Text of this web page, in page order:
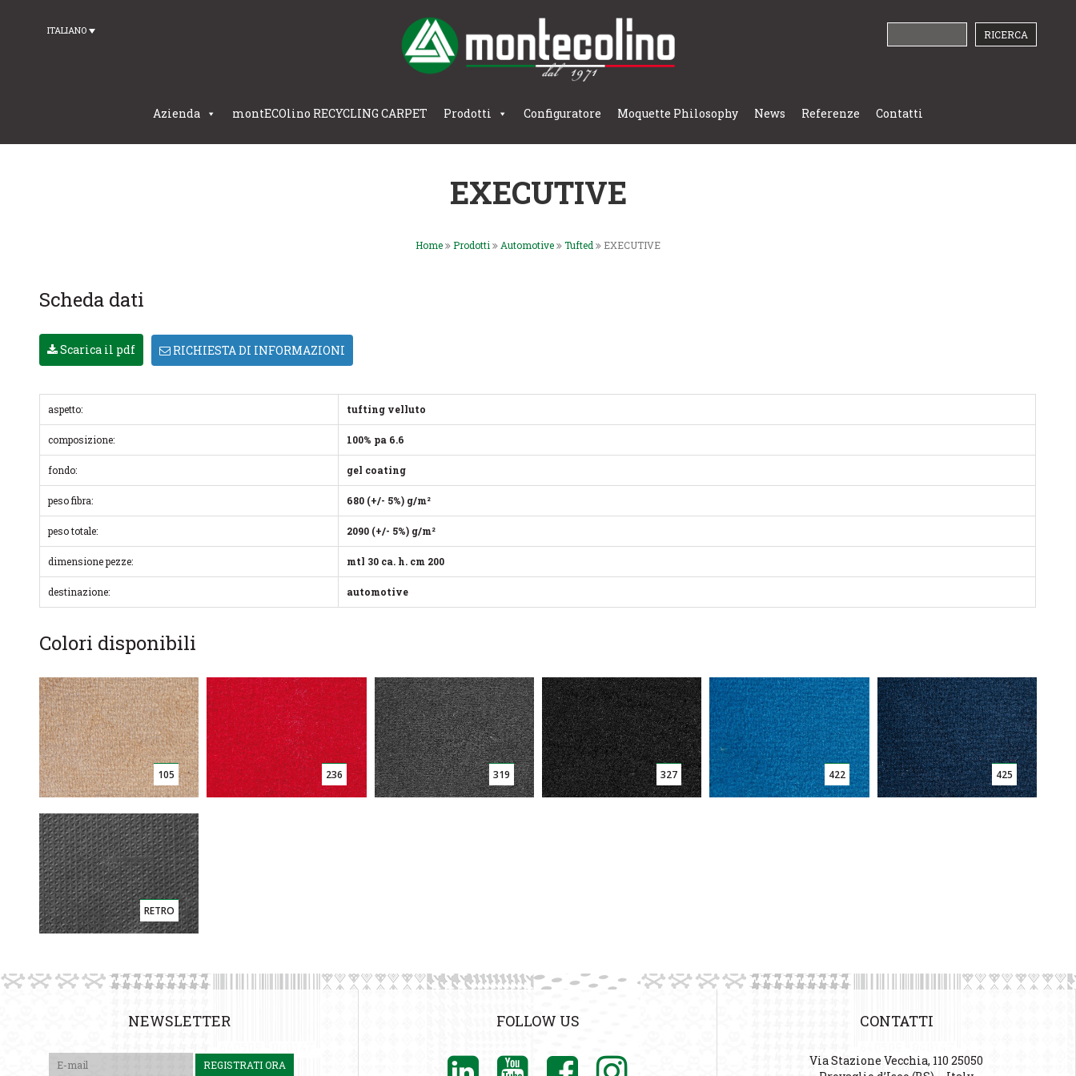
ITALIANO
Azienda montECOlino RECYCLING CARPET Prodotti Configuratore Moquette Philosophy News Referenze Contatti
EXECUTIVE
Home Prodotti Automotive Tufted EXECUTIVE
Scheda dati
Scarica il pdf RICHIESTA DI INFORMAZIONI
aspetto: tufting velluto
composizione: 100% pa 6.6
fondo: gel coating
peso fibra: 680 (+/- 5%) g/m²
peso totale: 2090 (+/- 5%) g/m²
dimensione pezze: mtl 30 ca. h. cm 200
destinazione: automotive
Colori disponibili
105 236 319 327 422 425
RETRO
NEWSLETTER FOLLOW US CONTATTI
Via Stazione Vecchia, 110 25050